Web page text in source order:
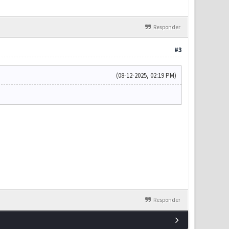
Responder
#3
(08-12-2025, 02:19 PM)
Responder